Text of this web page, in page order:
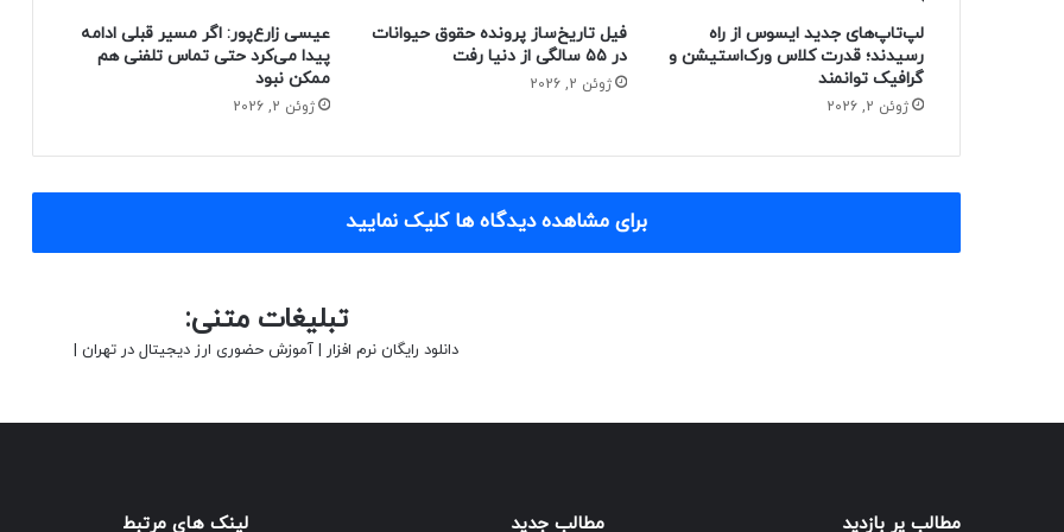
لپ‌تاپ‌های جدید ایسوس از راه
رسیدند؛ قدرت کلاس ورک‌استیشن و
گرافیک توانمند
ژوئن 2, 2026
فیل تاریخ‌ساز پرونده حقوق حیوانات
در ۵۵ سالگی از دنیا رفت
ژوئن 2, 2026
عیسی زارع‌پور: اگر مسیر قبلی ادامه
پیدا می‌کرد حتی تماس تلفنی هم
ممکن نبود
ژوئن 2, 2026
برای مشاهده دیدگاه ها کلیک نمایید
تبلیغات متنی:
دانلود رایگان نرم افزار آموزش حضوری ارز دیجیتال در تهران
مطالب پر بازدید مطالب جدید لینک های مرتبط